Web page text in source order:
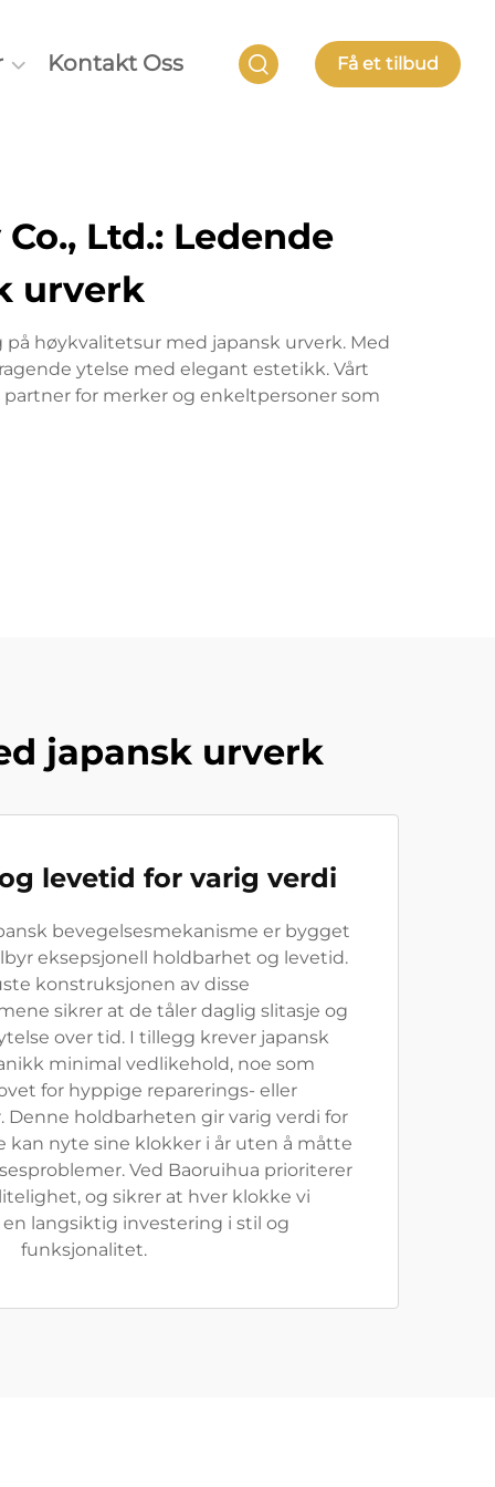
Kontakt Oss Få et tilbud
Ltd.: Ledende
urverk
på høykvalitetsur med japansk urverk. Med
ytelse med elegant estetikk. Vårt
for merker og enkeltpersoner som
japansk urverk
levetid for varig verdi
bevegelsesmekanisme er bygget
eksepsjonell holdbarhet og levetid.
konstruksjonen av disse
sikrer at de tåler daglig slitasje og
over tid. I tillegg krever japansk
minimal vedlikehold, noe som
for hyppige reparerings- eller
holdbarheten gir varig verdi for
kan nyte sine klokker i år uten å måtte
Ved Baoruihua prioriterer
og sikrer at hver klokke vi
langsiktig investering i stil og
funksjonalitet.